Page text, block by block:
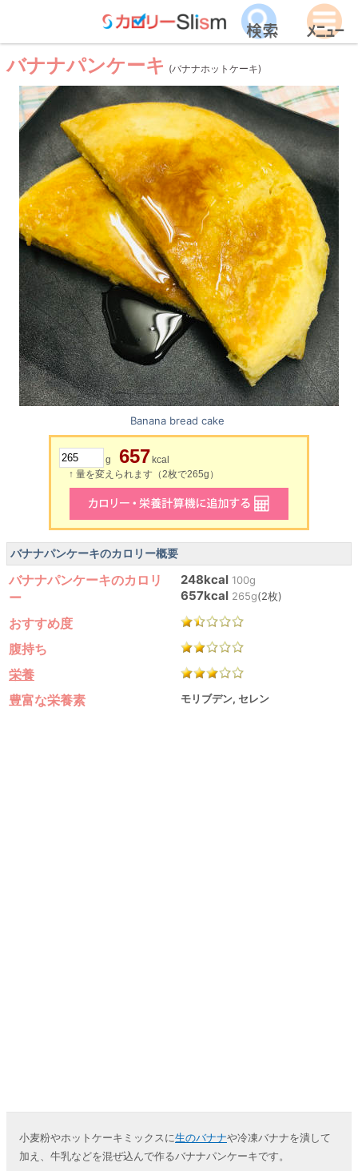
バナナパンケーキ (バナナホットケーキ)
Banana bread cake
g 657 kcal
↑ 量を変えられます（2枚で265g）
バナナパンケーキのカロリー概要
バナナパンケーキのカロリ
ー
248kcal 100g
657kcal 265g(2枚)
おすすめ度
腹持ち
栄養
豊富な栄養素
モリブデン, セレン
小麦粉やホットケーキミックスに生のバナナや冷凍バナナを潰して
加え、牛乳などを混ぜ込んで作るバナナパンケーキです。